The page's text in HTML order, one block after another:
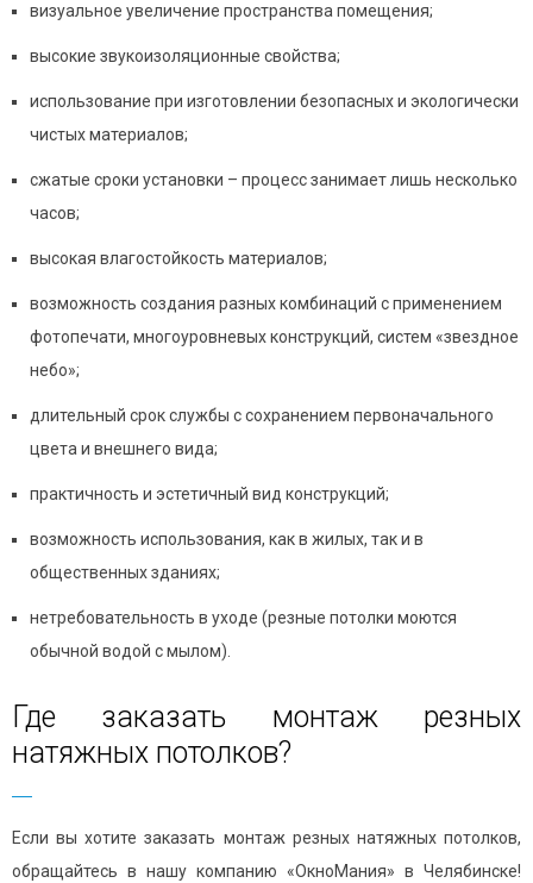
визуальное увеличение пространства помещения;
высокие звукоизоляционные свойства;
использование при изготовлении безопасных и экологически
чистых материалов;
сжатые сроки установки – процесс занимает лишь несколько
часов;
высокая влагостойкость материалов;
возможность создания разных комбинаций с применением
фотопечати, многоуровневых конструкций, систем «звездное
небо»;
длительный срок службы с сохранением первоначального
цвета и внешнего вида;
практичность и эстетичный вид конструкций;
возможность использования, как в жилых, так и в
общественных зданиях;
нетребовательность в уходе (резные потолки моются
обычной водой с мылом).
Где заказать монтаж резных
натяжных потолков?
Если вы хотите заказать монтаж резных натяжных потолков,
обращайтесь в нашу компанию «ОкноМания» в Челябинске!